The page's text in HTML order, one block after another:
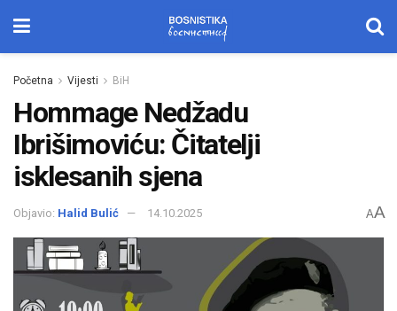
Početna Vijesti BiH
Hommage Nedžadu
Ibrišimoviću: Čitatelji
isklesanih sjena
Objavio: Halid Bulić 14.10.2025 AA